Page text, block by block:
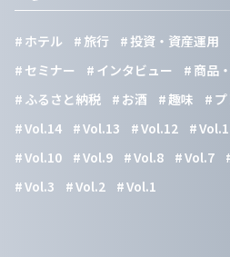
ホテル 旅行 投資・資産運用
セミナー
インタビュー 商品
ふるさと納税
お酒 趣味
Vol.14
Vol.13 Vol.12
Vol.10
Vol.9 Vol.8 Vol.7
Vol.3
Vol.2 Vol.1